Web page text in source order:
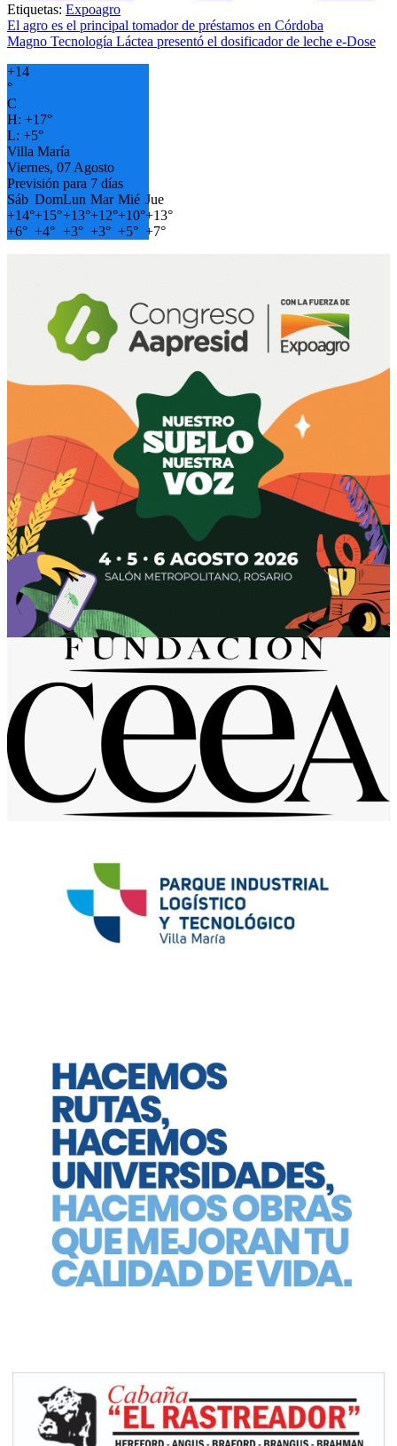
Etiquetas: Expoagro
Navegación
de
entradas
El agro es el principal tomador de préstamos en Córdoba
Magno Tecnología Láctea presentó el dosificador de leche e-Dose
+14
°
C
H: +17°
L: +5°
Villa María
Viernes, 07 Agosto
Previsión para 7 días
Sáb DomLun Mar Mié Jue
+14°+15°+13°+12°+10°+13°
+6° +4° +3° +3° +5° +7°